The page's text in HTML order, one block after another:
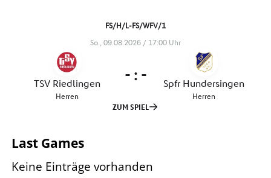
Last Games
Keine Einträge vorhanden